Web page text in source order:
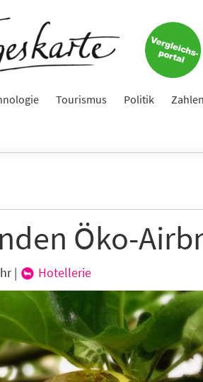
Tourismus Politik Zahlen
Öko-
| Hotellerie
erhalten
(gegen 8.30 Uhr)
zur Kenntnis
heute nicht